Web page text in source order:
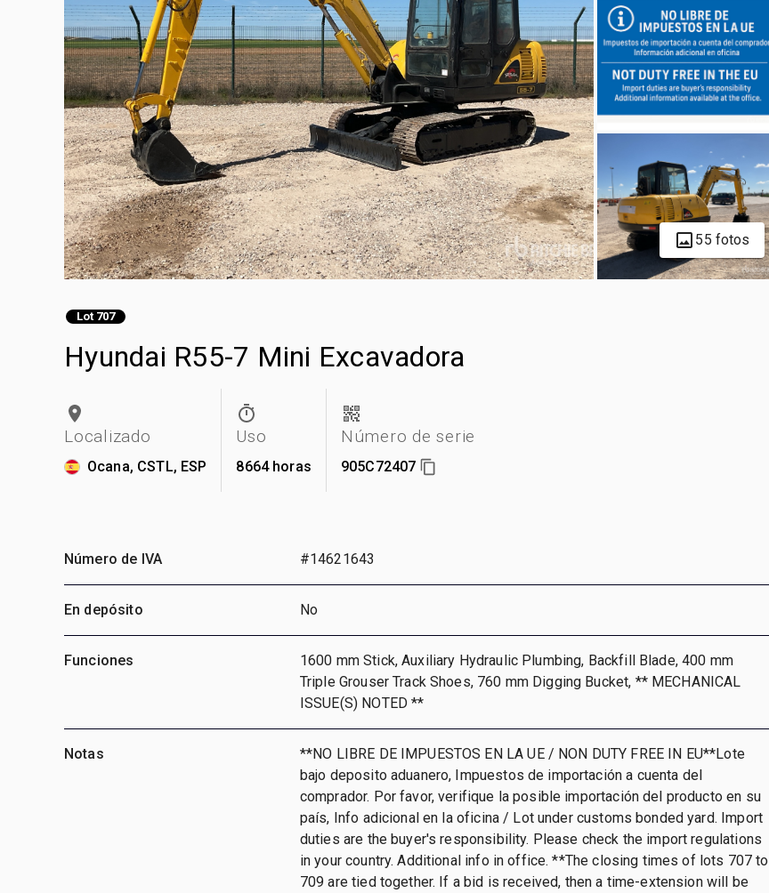
55 fotos
Lot 707
Hyundai R55-7 Mini Excavadora
Localizado
Ocana, CSTL, ESP
Uso
8664 horas
Número de serie
905C72407
Número de IVA #14621643
En depósito No
Funciones
1600 mm Stick, Auxiliary Hydraulic Plumbing, Backfill Blade, 400 mm
Triple Grouser Track Shoes, 760 mm Digging Bucket, ** MECHANICAL
ISSUE(S) NOTED **
Notas
**NO LIBRE DE IMPUESTOS EN LA UE / NON DUTY FREE IN EU**Lote
bajo deposito aduanero, Impuestos de importación a cuenta del
comprador. Por favor, verifique la posible importación del producto en su
país, Info adicional en la oficina / Lot under customs bonded yard. Import
duties are the buyer's responsibility. Please check the import regulations
in your country. Additional info in office. **The closing times of lots 707 to
709 are tied together. If a bid is received, then a time-extension will be